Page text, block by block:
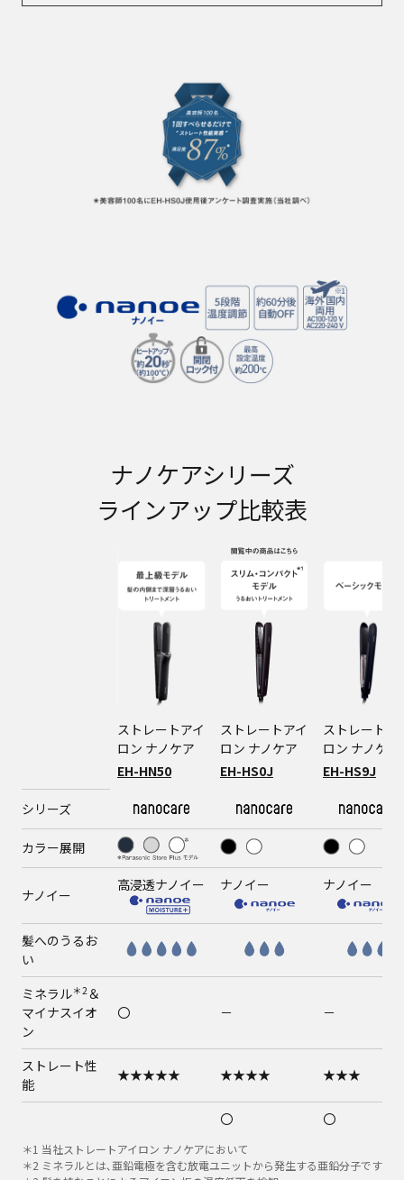
ナノケアシリーズ
ラインアップ比較表
ストレートアイ
ロン ナノケア
EH-HN50
ストレートアイ
ロン ナノケア
EH-HS0J
ストレートア
ロン ナノケア
EH-HS9J
シリーズ
カラー展開
ナノイー
高浸透ナノイー ナノイー ナノイー
髪へのうるお
い
ミネラル＊2 ＆
マイナスイオ
ン
〇 － －
ストレート性
能
★★★★★ ★★★★ ★★★
海外使用 ＊4 －
〇
V/220-240 V電
源対応）
〇
源対応）
＊1 当社ストレートアイロン ナノケアにおいて
＊2 ミネラルとは､亜鉛電極を含む放電ユニットから発生する亜鉛分子です